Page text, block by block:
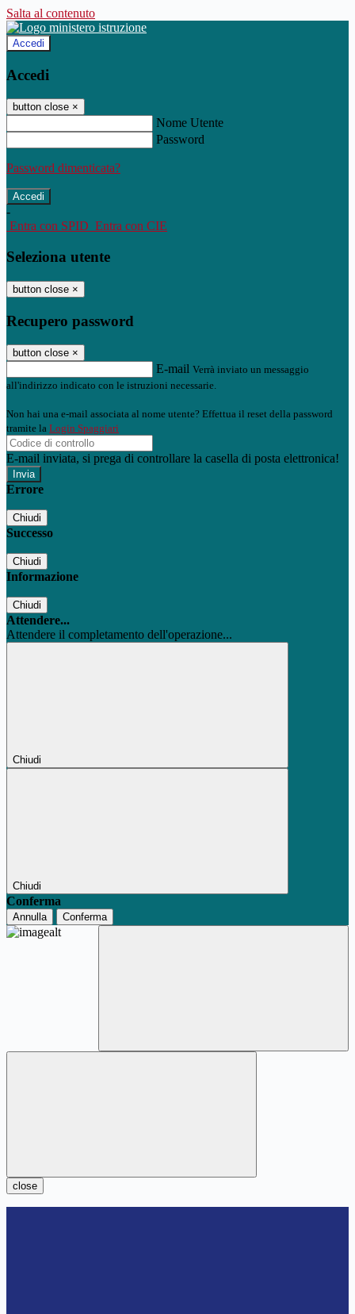
Salta al contenuto
Accedi
Accedi
button close ×
Nome Utente
Password
Password dimenticata?
-
Entra con SPID Entra con CIE
Seleziona utente
button close ×
Recupero password
button close ×
E-mail Verrà inviato un messaggio
all'indirizzo indicato con le istruzioni necessarie.
Non hai una e-mail associata al nome utente? Effettua il reset della password
tramite la Login Spaggiari
E-mail inviata, si prega di controllare la casella di posta elettronica!
Errore
Chiudi
Successo
Chiudi
Informazione
Chiudi
Attendere...
Attendere il completamento dell'operazione...
Chiudi
Chiudi
Conferma
Annulla Conferma
close